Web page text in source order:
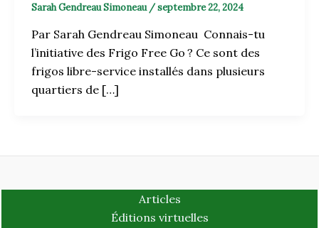
Sarah Gendreau Simoneau /septembre 22, 2024
Par Sarah Gendreau Simoneau Connais-tu
l’initiative des Frigo Free Go ? Ce sont des
frigos libre-service installés dans plusieurs
quartiers de […]
Articles
Éditions virtuelles